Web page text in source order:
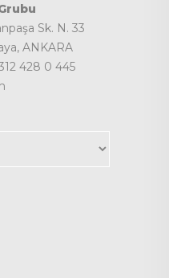
Sk. N. 33
ANKARA
428 0 445